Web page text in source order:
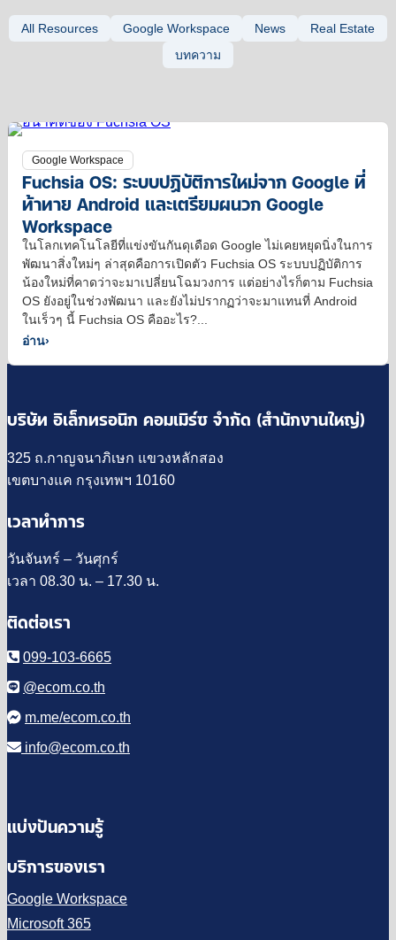
All Resources Google Workspace News
Real Estate
บทความ
Google Workspace
Fuchsia OS: ระบบปฏิบัติการใหม่จาก Google ที่
ท้าทาย Android และเตรียมผนวก Google
Workspace
ในโลกเทคโนโลยีที่แข่งขันกันดุเดือด Google ไม่เคยหยุดนิ่งในการ
พัฒนาสิ่งใหม่ๆ ล่าสุดคือการเปิดตัว Fuchsia OS ระบบปฏิบัติการ
น้องใหม่ที่คาดว่าจะมาเปลี่ยนโฉมวงการ แต่อย่างไรก็ตาม Fuchsia
OS ยังอยู่ในช่วงพัฒนา และยังไม่ปรากฏว่าจะมาแทนที่ Android
ในเร็วๆ นี้ Fuchsia OS คืออะไร?...
อ่าน›
บริษัท อิเล็กทรอนิก คอมเมิร์ซ จำกัด (สำนักงานใหญ่)
325 ถ.กาญจนาภิเษก แขวงหลักสอง
เขตบางแค กรุงเทพฯ 10160
เวลาทำการ
วันจันทร์ – วันศุกร์
เวลา 08.30 น. – 17.30 น.
ติดต่อเรา
099-103-6665
@ecom.co.th
m.me/ecom.co.th
info@ecom.co.th
แบ่งปันความรู้
บริการของเรา
Google Workspace
Microsoft 365